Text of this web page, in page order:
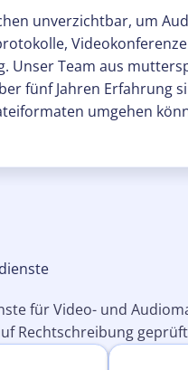
unverzichtbar, um
Unser Team aus
fünf Jahren Erfahrung
umgehen
für Video- und
Rechtschreibung